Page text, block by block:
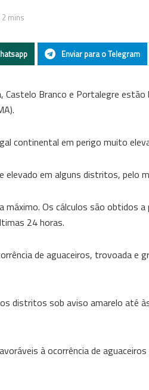
mins
Enviar para o Telegram
Castelo Branco e Portalegre
continental em perigo muito
em alguns distritos, pelo
Os cálculos são obtidos
24 horas.
de aguaceiros, trovoada e
distritos sob aviso amarelo até
à ocorrência de